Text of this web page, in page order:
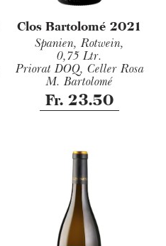
Clos Bartolomé 2021
Spanien, Rotwein,
0,75 Ltr.
Priorat DOQ, Celler Rosa
M. Bartolomé
Fr. 23.50